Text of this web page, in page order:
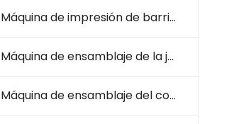
Máquina de impresión de barril de jeringa
Máquina de ensamblaje de la jeringa
Máquina de ensamblaje del conjunto de infusión